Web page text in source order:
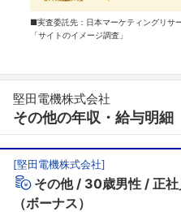
■実査委託先：日本マーケティングリ
「サイトのイメージ調査」
堅田電機株式会社
その他の年収・給与明細
[堅田電機株式会社]
その他 30歳男性 正
（ボーナス）